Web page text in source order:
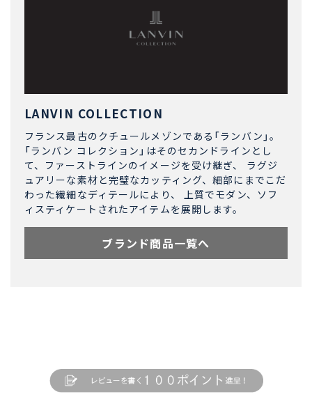
LANVIN COLLECTION
フランス最古のクチュールメゾンである「ランバン」。
「ランバン コレクション」はそのセカンドラインとし
て、ファーストラインのイメージを受け継ぎ、 ラグジ
ュアリーな素材と完璧なカッティング、細部にまでこだ
わった繊細なディテールにより、 上質でモダン、ソフ
ィスティケートされたアイテムを展開します。
ブランド商品一覧へ